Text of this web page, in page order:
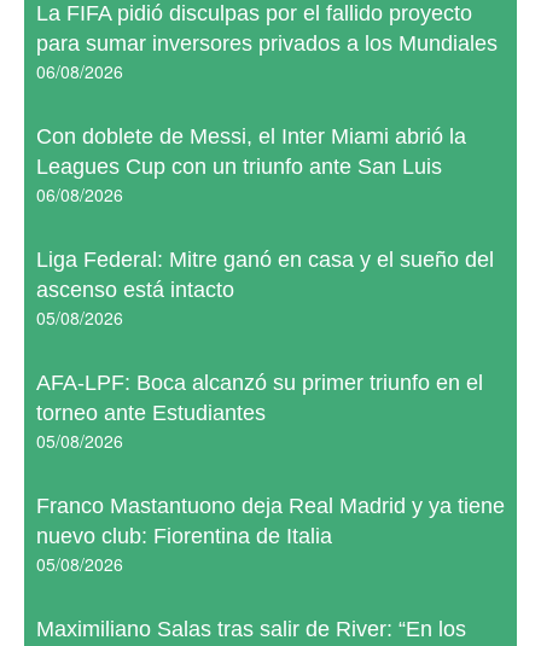
La FIFA pidió disculpas por el fallido proyecto
para sumar inversores privados a los Mundiales
06/08/2026
Con doblete de Messi, el Inter Miami abrió la
Leagues Cup con un triunfo ante San Luis
06/08/2026
Liga Federal: Mitre ganó en casa y el sueño del
ascenso está intacto
05/08/2026
AFA-LPF: Boca alcanzó su primer triunfo en el
torneo ante Estudiantes
05/08/2026
Franco Mastantuono deja Real Madrid y ya tiene
nuevo club: Fiorentina de Italia
05/08/2026
Maximiliano Salas tras salir de River: “En los